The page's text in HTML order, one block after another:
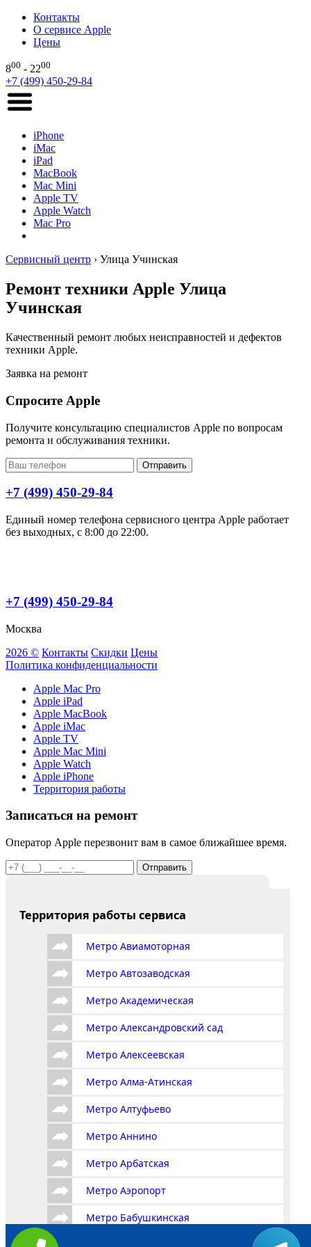
Контакты
О сервисе Apple
Цены
800 - 2200
+7 (499) 450-29-84
iPhone
iMac
iPad
MacBook
Mac Mini
Apple TV
Apple Watch
Mac Pro
Сервисный центр › Улица Учинская
Ремонт техники Apple Улица
Учинская
Качественный ремонт любых неисправностей и дефектов
техники Apple.
Заявка на ремонт
Спросите Apple
Получите консультацию специалистов Apple по вопросам
ремонта и обслуживания техники.
Отправить
+7 (499) 450-29-84
Единый номер телефона сервисного центра Apple работает
без выходных, с 8:00 до 22:00.
+7 (499) 450-29-84
Москва
2026 © Контакты Скидки Цены
Политика конфиденциальности
Apple Mac Pro
Apple iPad
Apple MacBook
Apple iMac
Apple TV
Apple Mac Mini
Apple Watch
Apple iPhone
Территория работы
Записаться на ремонт
Оператор Apple перезвонит вам в самое ближайшее время.
Отправить
Территория работы сервиса
Метро Авиамоторная
Метро Автозаводская
Метро Академическая
Метро Александровский сад
Метро Алексеевская
Метро Алма-Атинская
Метро Алтуфьево
Метро Аннино
Метро Арбатская
Метро Аэропорт
Метро Бабушкинская